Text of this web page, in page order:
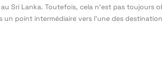
Sri Lanka. Toutefois, cela n’est pas toujours
point intermédiaire vers l’une des